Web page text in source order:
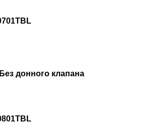
донного клапана